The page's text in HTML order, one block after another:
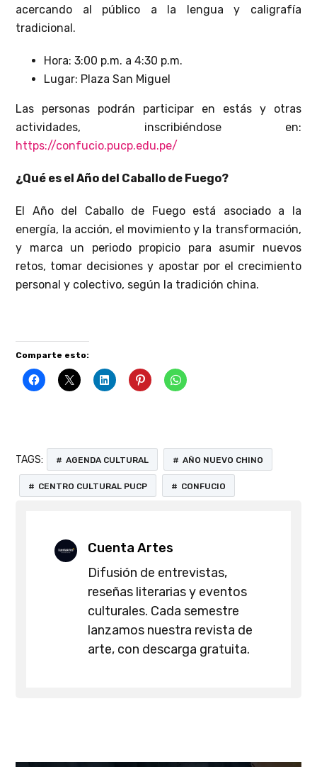
acercando al público a la lengua y caligrafía
tradicional.
Hora: 3:00 p.m. a 4:30 p.m.
Lugar: Plaza San Miguel
Las personas podrán participar en estás y otras
actividades, inscribiéndose en:
https://confucio.pucp.edu.pe/
¿Qué es el Año del Caballo de Fuego?
El Año del Caballo de Fuego está asociado a la
energía, la acción, el movimiento y la transformación,
y marca un periodo propicio para asumir nuevos
retos, tomar decisiones y apostar por el crecimiento
personal y colectivo, según la tradición china.
Comparte esto:
TAGS: AGENDA CULTURAL AÑO NUEVO CHINO
CENTRO CULTURAL PUCP CONFUCIO
Cuenta Artes
Difusión de entrevistas,
reseñas literarias y eventos
culturales. Cada semestre
lanzamos nuestra revista de
arte, con descarga gratuita.